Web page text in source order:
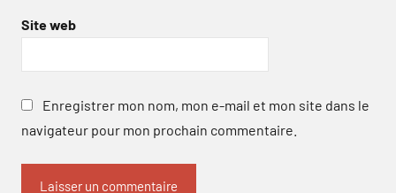
Site web
Enregistrer mon nom, mon e-mail et mon site dans le
navigateur pour mon prochain commentaire.